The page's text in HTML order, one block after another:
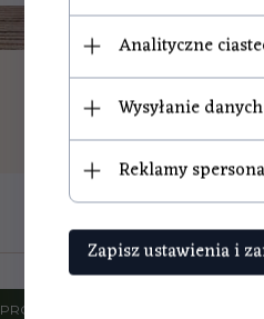
Komora maszynki 8
PRODUKT DOSTĘPNY!
Analityczne
Wysyłanie
Reklamy
Zapisz ustawienia i